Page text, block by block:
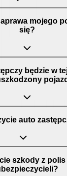
mojego
się?
będzie w
auto
szkody z